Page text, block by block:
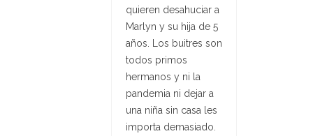
quieren desahuciar a
Marlyn y su hija de 5
años. Los buitres son
todos primos
hermanos y ni la
pandemia ni dejar a
una niña sin casa les
importa demasiado.